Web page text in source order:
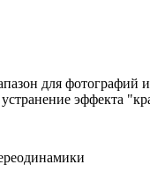
для фотографий
эффекта